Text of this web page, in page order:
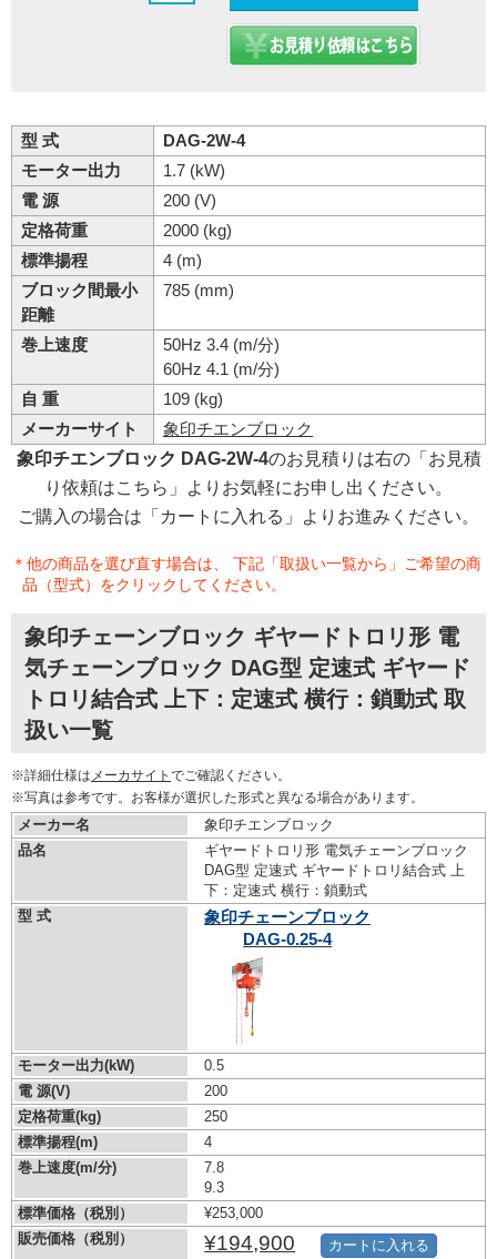
型 式
DAG-2W-4
モーター出力
1.7 (kW)
電 源
200 (V)
定格荷重
2000 (kg)
標準揚程
4 (m)
ブロック間最小
距離
785 (mm)
巻上速度
50Hz 3.4 (m/分)
60Hz 4.1 (m/分)
自 重
109 (kg)
メーカーサイト
象印チエンブロック
象印チエンブロック DAG-2W-4のお見積りは右の「お見積
り依頼はこちら」よりお気軽にお申し出ください。
ご購入の場合は「カートに入れる」よりお進みください。
＊他の商品を選び直す場合は、 下記「取扱い一覧から」ご希望の商
品（型式）をクリックしてください。
象印チェーンブロック ギヤードトロリ形 電
気チェーンブロック DAG型 定速式 ギヤード
トロリ結合式 上下：定速式 横行：鎖動式 取
扱い一覧
※詳細仕様は メーカサイト でご確認ください。
※写真は参考です。お客様が選択した形式と異なる場合があります。
メーカー名
象印チエンブロック
品名
ギヤードトロリ形 電気チェーンブロック
DAG型 定速式 ギヤードトロリ結合式 上
下：定速式 横行：鎖動式
型 式
象印チェーンブロック
DAG-0.25-4
モーター出力(kW)
0.5
電 源(V)
200
定格荷重(kg)
250
標準揚程(m)
4
巻上速度(m/分)
7.8
9.3
標準価格（税別）
¥253,000
販売価格（税別）
¥194,900 カートに入れる